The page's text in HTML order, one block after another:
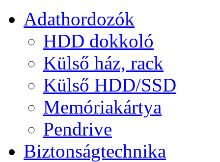
Adathordozók
HDD dokkoló
Külső ház, rack
Külső HDD/SSD
Memóriakártya
Pendrive
Biztonságtechnika